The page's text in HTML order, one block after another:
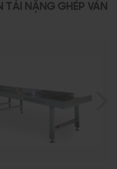
TẢI NẶNG GHÉP VÁN